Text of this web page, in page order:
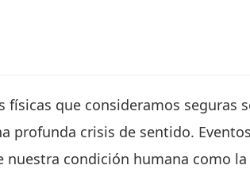
físicas que consideramos seguras
profunda crisis de sentido.
condición humana como